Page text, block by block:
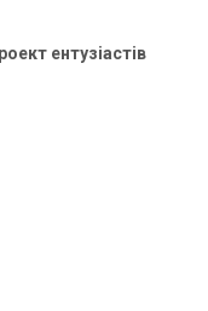
ентузіастів